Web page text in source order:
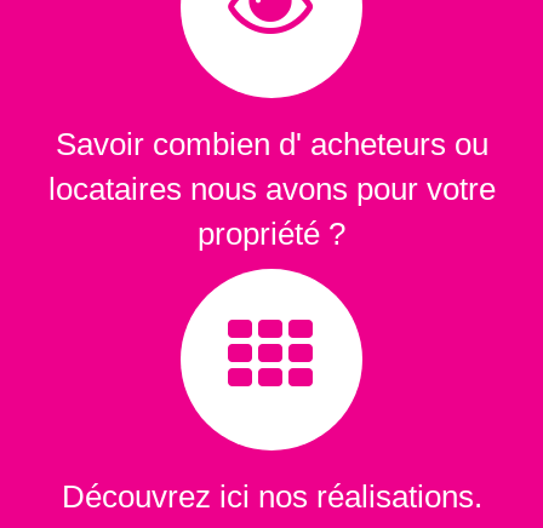
Savoir combien d' acheteurs ou
locataires nous avons pour votre
propriété ?
Découvrez ici nos réalisations.